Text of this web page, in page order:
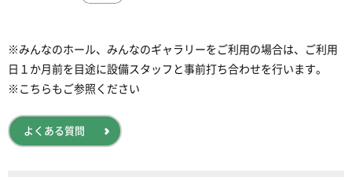
※みんなのホール、みんなのギャラリーをご利用の場合は、ご利用
日１か月前を目途に設備スタッフと事前打ち合わせを行います。
※こちらもご参照ください
よくある質問